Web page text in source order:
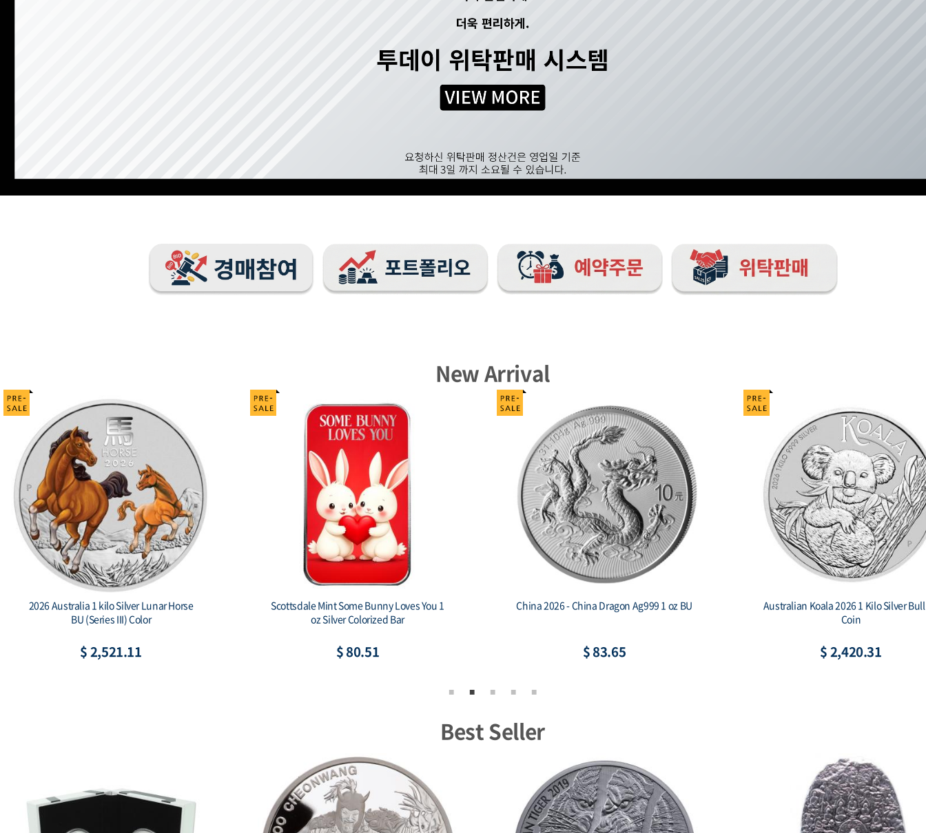
New Arrival
2026 Australia 1 kilo Silver Lunar Horse
BU (Series III) Color
$ 2,521.11
Scottsdale Mint Some Bunny Loves You 1
oz Silver Colorized Bar
$ 80.51
China 2026 - China Dragon Ag999 1 oz BU
$ 83.65
Australian Koala 2026 1 Kilo Silver
Coin
$ 2,420.31
Best Seller